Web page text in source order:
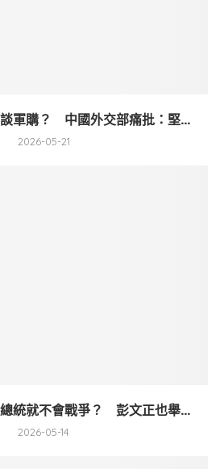
軍購？ 中國外交部痛批：堅...
2026-05-21
統就不會戰爭？ 彭文正也舉...
2026-05-14